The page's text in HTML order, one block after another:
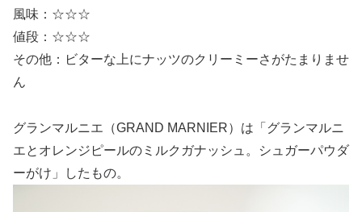
風味：☆☆☆
値段：☆☆☆
その他：ビターな上にナッツのクリーミーさがたまりませ
ん
グランマルニエ（GRAND MARNIER）は「グランマルニ
エとオレンジピールのミルクガナッシュ。シュガーパウダ
ーがけ」したもの。